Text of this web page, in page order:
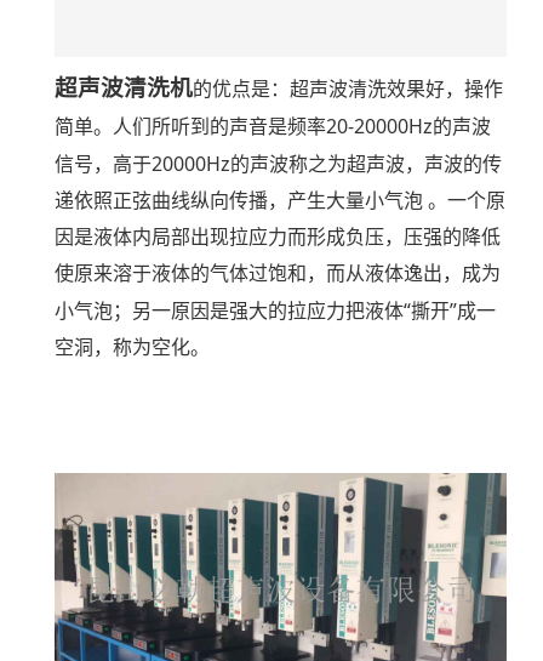
超声波清洗机的优点是：超声波清洗效果好，操作
简单。人们所听到的声音是频率20-20000Hz的声波
信号，高于20000Hz的声波称之为超声波，声波的传
递依照正弦曲线纵向传播，产生大量小气泡 。一个原
因是液体内局部出现拉应力而形成负压，压强的降低
使原来溶于液体的气体过饱和，而从液体逸出，成为
小气泡；另一原因是强大的拉应力把液体“撕开”成一
空洞，称为空化。